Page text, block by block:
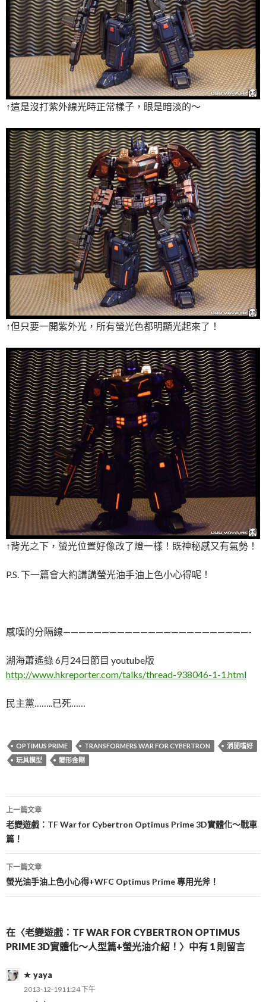
↑這是沒打紫外線光時正常樣子，眼是暗淡的～
↑但只要一開紫外光，所有螢光色都明顯光起來了！
↑背光之下，螢光位置好像改了燈一樣！既神秘感又有氣勢！
P.S. 下一篇會大約講講螢光油手油上色小心得呢！
感嘆的分隔線————————————————————————-
湖海蕭遙錄 6月24日節目 youtube版
http://www.hkreporter.com/talks/thread-938046-1-1.html
民主黨……..已死……
OPTIMUS PRIME TRANSFORMERS WAR FOR CYBERTRON
消閒嗜好
玩具模型
變形金剛
文
章
導
覽
上一篇文章
老變遊戲：TF War for Cybertron Optimus Prime 3D實體化～戰車
篇！
下一篇文章
螢光油手油上色小心得+WFC Optimus Prime 專用光斧！
在〈老變遊戲：TF WAR FOR CYBERTRON OPTIMUS
PRIME 3D實體化～人型篇+螢光油介紹！〉中有 1 則留言
yaya
2013-12-1911:24 下午